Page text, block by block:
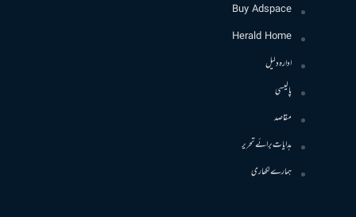
Buy Adspace
Herald Home
ادارہ دلیل
پالیسی
مقاصد
ہدایات برائے تحریر
ہمارے لکھاری